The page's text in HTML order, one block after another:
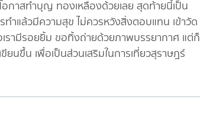
กาสทำบุญ ทองเหลืองด้วยเลย สุดท้ายนี้เป็น
ำแล้วมีความสุข ไม่ควรหวังสิ่งตอบแทน เข้าวัด
รามีรอยยิ้ม ขอทิ้งถ่ายด้วยภาพบรรยากาศ แต่ก็
นขึ้น เพื่อเป็นส่วนเสริมในการเที่ยวสุราษฎร์